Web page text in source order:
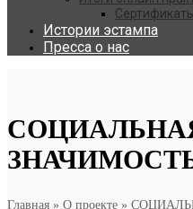
Истории эстампа
Пресса о нас
Главная » О проекте »